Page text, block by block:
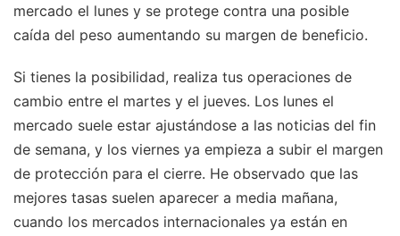
mercado el lunes y se protege contra una posible
caída del peso aumentando su margen de beneficio.
Si tienes la posibilidad, realiza tus operaciones de
cambio entre el martes y el jueves. Los lunes el
mercado suele estar ajustándose a las noticias del fin
de semana, y los viernes ya empieza a subir el margen
de protección para el cierre. He observado que las
mejores tasas suelen aparecer a media mañana,
cuando los mercados internacionales ya están en